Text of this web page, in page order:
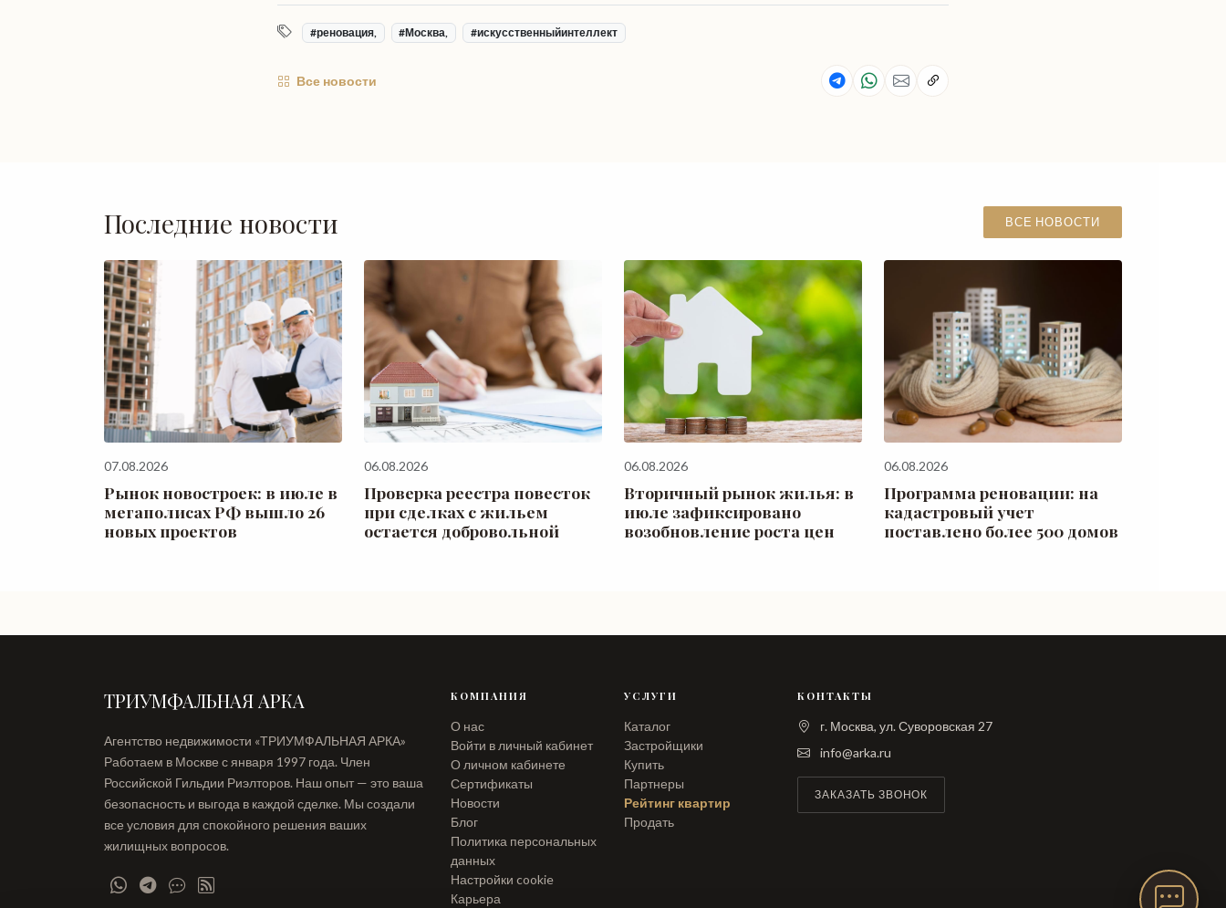
#реновация, #Москва, #искусственныйинтеллект
Все новости
Последние новости ВСЕ НОВОСТИ
07.08.2026
Рынок новостроек: в июле в
мегаполисах РФ вышло 26
новых проектов
06.08.2026
Проверка реестра повесток
при сделках с жильем
остается добровольной
06.08.2026
Вторичный рынок жилья: в
июле зафиксировано
возобновление роста цен
06.08.2026
Программа реновации: на
кадастровый учет
поставлено более 500 домов
ТРИУМФАЛЬНАЯ АРКА
Агентство недвижимости «ТРИУМФАЛЬНАЯ АРКА»
Работаем в Москве с января 1997 года. Член
Российской Гильдии Риэлторов. Наш опыт — это ваша
безопасность и выгода в каждой сделке. Мы создали
все условия для спокойного решения ваших
жилищных вопросов.
КОМПАНИЯ
О нас
Войти в личный кабинет
О личном кабинете
Сертификаты
Новости
Блог
Политика персональных
данных
Настройки cookie
Карьера
УСЛУГИ
Каталог
Застройщики
Купить
Партнеры
Рейтинг квартир
Продать
КОНТАКТЫ
г. Москва, ул. Суворовская 27
info@arka.ru
ЗАКАЗАТЬ ЗВОНОК